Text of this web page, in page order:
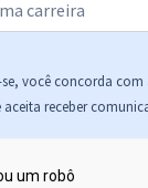
você concorda com
aceita receber